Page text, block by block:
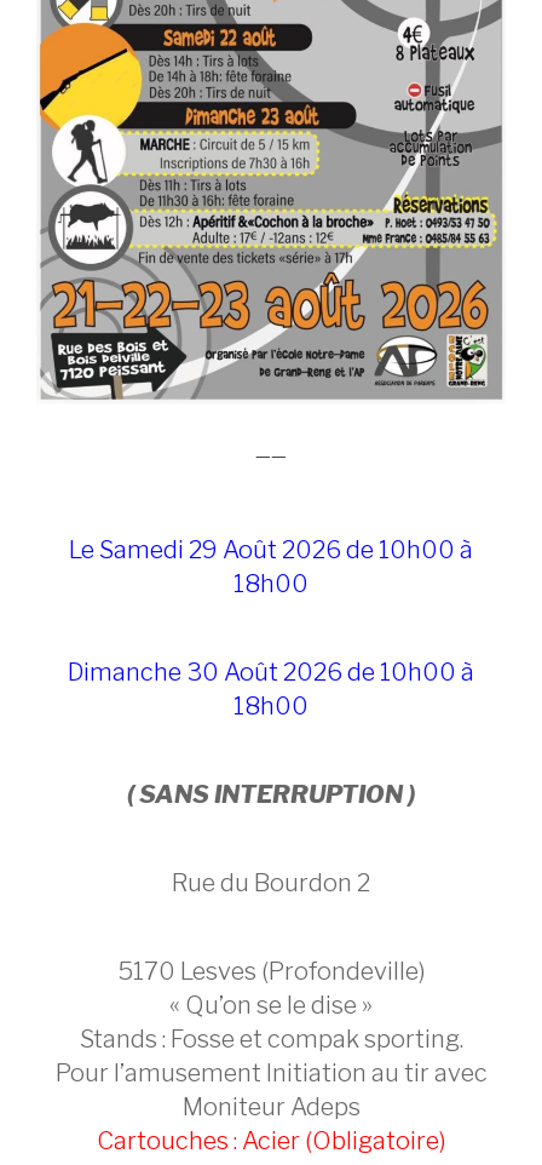
——
Le Samedi 29 Août 2026 de 10h00 à
18h00
Dimanche 30 Août 2026 de 10h00 à
18h00
( SANS INTERRUPTION )
Rue du Bourdon 2
5170 Lesves (Profondeville)
« Qu’on se le dise »
Stands : Fosse et compak sporting.
Pour l’amusement Initiation au tir avec
Moniteur Adeps
Cartouches : Acier (Obligatoire)